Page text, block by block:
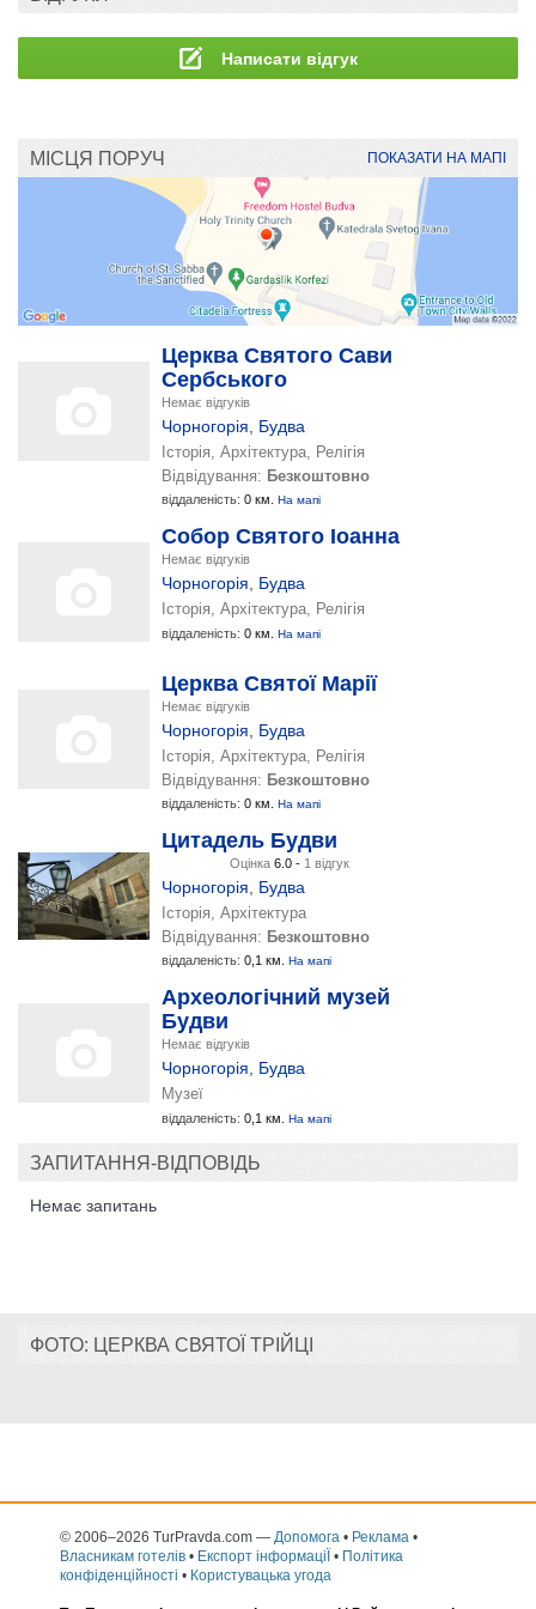
Написати відгук
МІСЦЯ ПОРУЧ ПОКАЗАТИ НА МАПІ
Церква Святого Сави
Сербського
Немає відгуків
Чорногорія Будва
Історія, Архітектура, Релігія
Відвідування: Безкоштовно
віддаленість: 0 км. На мапі
Собор Святого Іоанна
Немає відгуків
Чорногорія Будва
Історія, Архітектура, Релігія
віддаленість: 0 км. На мапі
Церква Святої Марії
Немає відгуків
Чорногорія Будва
Історія, Архітектура, Релігія
Відвідування: Безкоштовно
віддаленість: 0 км. На мапі
Цитадель Будви
Оцінка 6.0 - 1 відгук
Чорногорія Будва
Історія, Архітектура
Відвідування: Безкоштовно
віддаленість: 0,1 км. На мапі
Археологічний музей
Будви
Немає відгуків
Чорногорія Будва
Музеї
віддаленість: 0,1 км. На мапі
ЗАПИТАННЯ-ВІДПОВІДЬ
Немає запитань
ФОТО: ЦЕРКВА СВЯТОЇ ТРІЙЦІ
© 2006–2026 TurPravda.com — Допомога • Реклама •
Власникам готелів • Експорт інформаціЇ • Політика
конфіденційності • Користувацька угода